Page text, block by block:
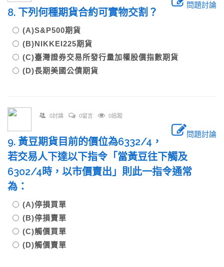
問題討論
8. 下列何種期貨合約可實物交割？
(A)S&P500期貨
(B)NIKKEI225期貨
(C)臺灣證券交易所發行量加權股價指數期貨
(D)長期美國公債期貨
0討論 0留言 0追蹤
問題討論
9. 黃豆期貨目前的價位為6332/4，
若交易人下達以下指令「當黃豆往下觸及
6302/4時，以市價賣出」則此一指令通常
為：
(A)停損買單
(B)停損賣單
(C)觸價買單
(D)觸價賣單